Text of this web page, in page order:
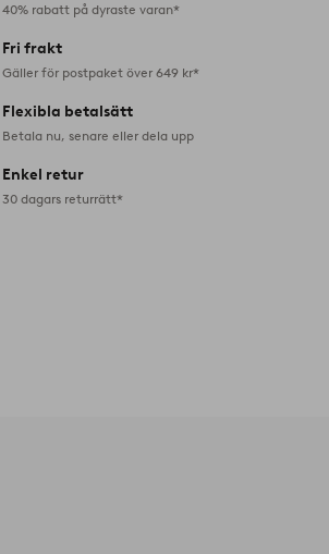
40% rabatt på dyraste varan*
Fri frakt
Gäller för postpaket över 649 kr*
Flexibla betalsätt
Betala nu, senare eller dela upp
Enkel retur
30 dagars returrätt*